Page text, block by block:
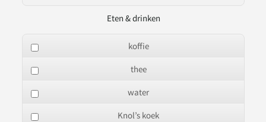
Eten & drinken
koffie
thee
water
Knol’s koek